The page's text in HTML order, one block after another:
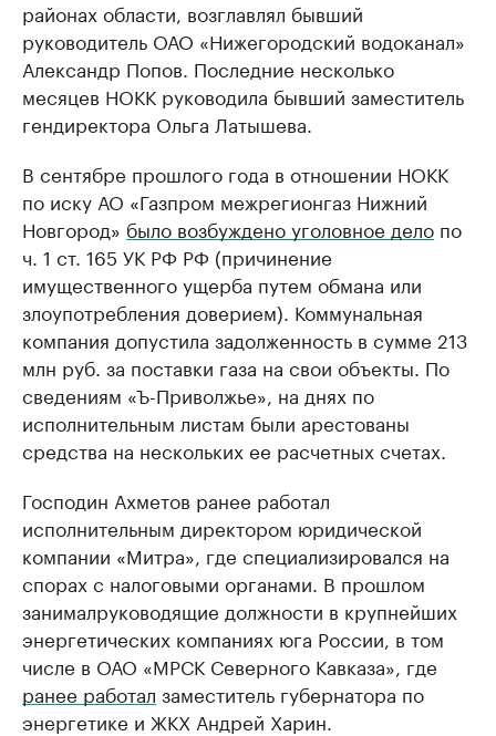
районах области, возглавлял бывший
руководитель ОАО «Нижегородский водоканал»
Александр Попов. Последние несколько
месяцев НОКК руководила бывший заместитель
гендиректора Ольга Латышева.
В сентябре прошлого года в отношении НОКК
по иску АО «Газпром межрегионгаз Нижний
Новгород» было возбуждено уголовное дело по
ч. 1 ст. 165 УК РФ РФ (причинение
имущественного ущерба путем обмана или
злоупотребления доверием). Коммунальная
компания допустила задолженность в сумме 213
млн руб. за поставки газа на свои объекты. По
сведениям «Ъ-Приволжье», на днях по
исполнительным листам были арестованы
средства на нескольких ее расчетных счетах.
Господин Ахметов ранее работал
исполнительным директором юридической
компании «Митра», где специализировался на
спорах с налоговыми органами. В прошлом
занималруководящие должности в крупнейших
энергетических компаниях юга России, в том
числе в ОАО «МРСК Северного Кавказа», где
ранее работал заместитель губернатора по
энергетике и ЖКХ Андрей Харин.